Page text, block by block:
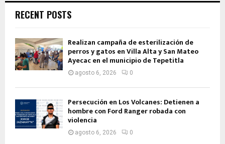
RECENT POSTS
Realizan campaña de esterilización de
perros y gatos en Villa Alta y San Mateo
Ayecac en el municipio de Tepetitla
agosto 6, 2026 0
Persecución en Los Volcanes: Detienen a
hombre con Ford Ranger robada con
violencia
agosto 6, 2026 0